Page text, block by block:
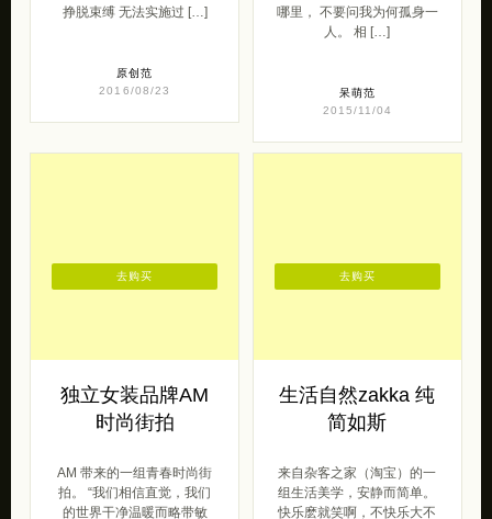
挣脱束缚 无法实施过 […]
原创范
2016/08/23
哪里， 不要问我为何孤身一
人。 相 […]
呆萌范
2015/11/04
独立女装品牌AM
时尚街拍
AM 带来的一组青春时尚街
拍。 “我们相信直觉，我们
的世界干净温暖而略带敏
去购买
生活自然zakka 纯
简如斯
来自杂客之家（淘宝）的一
组生活美学，安静而简单。
快乐麽就笑啊，不快乐大不
去购买